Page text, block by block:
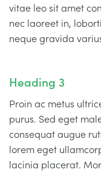
vitae leo sit amet
nec laoreet in,
neque gravida
Heading 3
Proin ac metus
purus. Sed eget
consequat augue
lorem eget
lacinia placerat.